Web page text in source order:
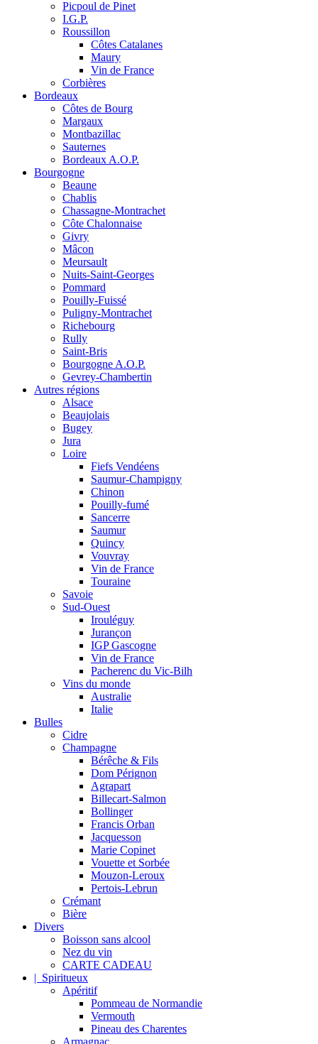
Picpoul de Pinet
I.G.P.
Roussillon
Côtes Catalanes
Maury
Vin de France
Corbières
Bordeaux
Côtes de Bourg
Margaux
Montbazillac
Sauternes
Bordeaux A.O.P.
Bourgogne
Beaune
Chablis
Chassagne-Montrachet
Côte Chalonnaise
Givry
Mâcon
Meursault
Nuits-Saint-Georges
Pommard
Pouilly-Fuissé
Puligny-Montrachet
Richebourg
Rully
Saint-Bris
Bourgogne A.O.P.
Gevrey-Chambertin
Autres régions
Alsace
Beaujolais
Bugey
Jura
Loire
Fiefs Vendéens
Saumur-Champigny
Chinon
Pouilly-fumé
Sancerre
Saumur
Quincy
Vouvray
Vin de France
Touraine
Savoie
Sud-Ouest
Irouléguy
Jurançon
IGP Gascogne
Vin de France
Pacherenc du Vic-Bilh
Vins du monde
Australie
Italie
Bulles
Cidre
Champagne
Bérêche & Fils
Dom Pérignon
Agrapart
Billecart-Salmon
Bollinger
Francis Orban
Jacquesson
Marie Copinet
Vouette et Sorbée
Mouzon-Leroux
Pertois-Lebrun
Crémant
Bière
Divers
Boisson sans alcool
Nez du vin
CARTE CADEAU
| Spiritueux
Apéritif
Pommeau de Normandie
Vermouth
Pineau des Charentes
Armagnac